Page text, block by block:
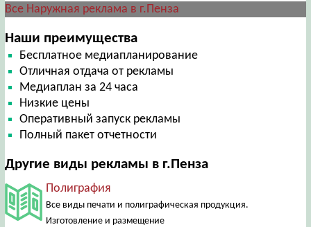
Все Наружная реклама в г.Пенза
Наши преимущества
Бесплатное медиапланирование
Отличная отдача от рекламы
Медиаплан за 24 часа
Низкие цены
Оперативный запуск рекламы
Полный пакет отчетности
Другие виды рекламы в г.Пенза
Полиграфия
Все виды печати и полиграфическая продукция.
Изготовление и размещение